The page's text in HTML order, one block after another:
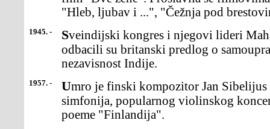
"Hleb, ljubav i ...", "Čežnja pod
1945. - Sveindijski kongres i njegovi lideri Mahatma Gandi i Pandit Nehru
odbacili su britanski predlog o
nezavisnost Indije.
1957. - Umro je finski kompozitor Jan Sibelijus (Jean Sibelius),autor sedam
simfonija, popularnog violinskog
poeme "Finlandija".